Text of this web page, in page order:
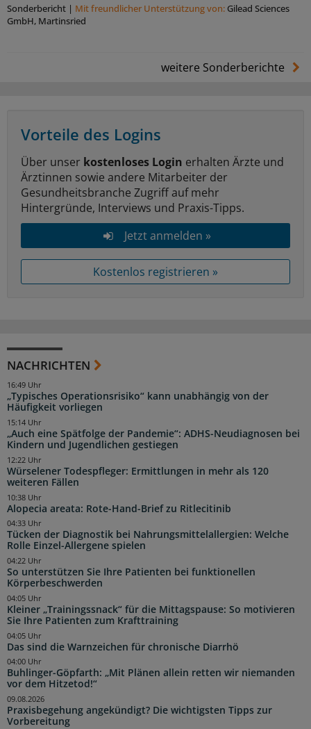
Sonderbericht | Mit freundlicher Unterstützung von: Gilead Sciences
GmbH, Martinsried
weitere Sonderberichte
Vorteile des Logins
Über unser kostenloses Login erhalten Ärzte und
Ärztinnen sowie andere Mitarbeiter der
Gesundheitsbranche Zugriff auf mehr
Hintergründe, Interviews und Praxis-Tipps.
Jetzt anmelden »
Kostenlos registrieren »
NACHRICHTEN
„Typisches Operationsrisiko“ kann unabhängig von der
Häufigkeit vorliegen
16:49 Uhr
„Auch eine Spätfolge der Pandemie“: ADHS-Neudiagnosen bei
Kindern und Jugendlichen gestiegen
15:14 Uhr
Würselener Todespfleger: Ermittlungen in mehr als 120
weiteren Fällen
12:22 Uhr
Alopecia areata: Rote-Hand-Brief zu Ritlecitinib
10:38 Uhr
Tücken der Diagnostik bei Nahrungsmittelallergien: Welche
Rolle Einzel-Allergene spielen
04:33 Uhr
So unterstützen Sie Ihre Patienten bei funktionellen
Körperbeschwerden
04:22 Uhr
Kleiner „Trainingssnack“ für die Mittagspause: So motivieren
Sie Ihre Patienten zum Krafttraining
04:05 Uhr
Das sind die Warnzeichen für chronische Diarrhö
04:05 Uhr
Buhlinger-Göpfarth: „Mit Plänen allein retten wir niemanden
vor dem Hitzetod!“
04:00 Uhr
Praxisbegehung angekündigt? Die wichtigsten Tipps zur
Vorbereitung
09.08.2026